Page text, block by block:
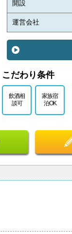
開設
運営会社
こだわり条件
飲酒相
談可
家族宿
泊OK